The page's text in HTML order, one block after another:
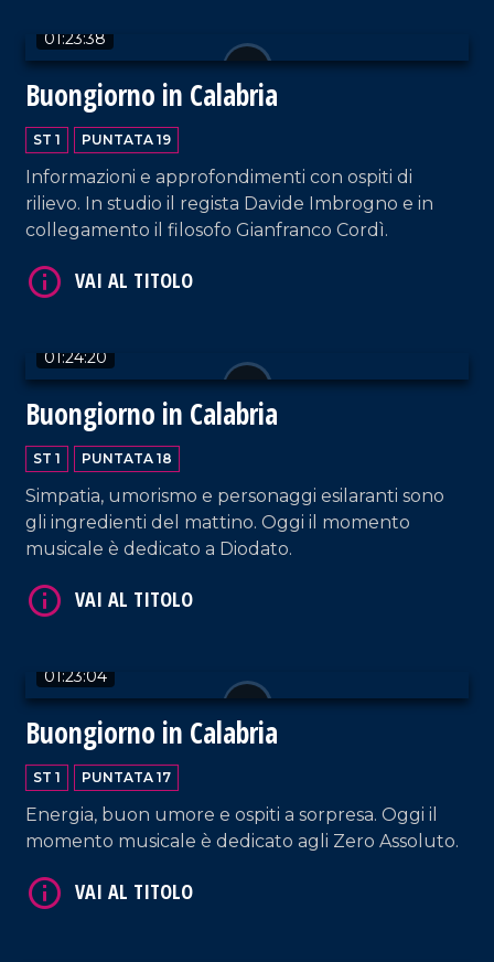
01:23:38
Buongiorno in Calabria
ST 1 PUNTATA 19
Informazioni e approfondimenti con ospiti di
rilievo. In studio il regista Davide Imbrogno e in
collegamento il filosofo Gianfranco Cordì.
01:24:20
Buongiorno in Calabria
ST 1 PUNTATA 18
Simpatia, umorismo e personaggi esilaranti sono
gli ingredienti del mattino. Oggi il momento
musicale è dedicato a Diodato.
01:23:04
Buongiorno in Calabria
ST 1 PUNTATA 17
Energia, buon umore e ospiti a sorpresa. Oggi il
momento musicale è dedicato agli Zero Assoluto.
VAI AL TITOLO
VAI AL TITOLO
VAI AL TITOLO